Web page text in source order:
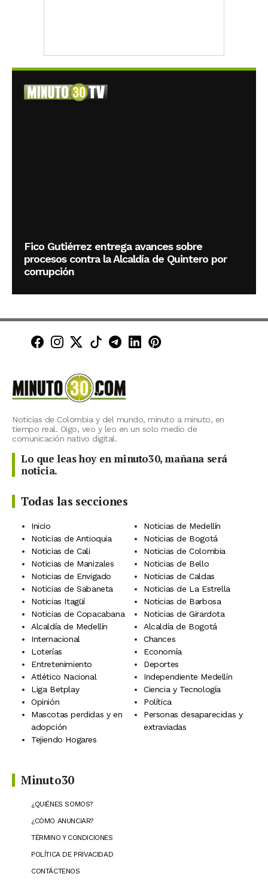
Fico Gutiérrez entrega avances sobre
procesos contra la Alcaldía de Quintero por
corrupción
Minuto30 en Facebook
Minuto30 en Instagram
Minuto30 en X (Twitter)
Minuto30 en TikTok
Canal de Minuto30 en
Minuto30 en LinkedIn
Minuto30 en
Noticias de Colombia y del mundo, minuto a minuto, en
tiempo real. Oigo, veo y leo en un solo medio de
comunicación nativo digital.
Lo que leas hoy en minuto30, mañana será
noticia.
Todas las secciones
Inicio
Noticias de Medellín
Noticias de Antioquia
Noticias de Bogotá
Noticias de Cali
Noticias de Colombia
Noticias de Manizales
Noticias de Bello
Noticias de Envigado
Noticias de Caldas
Noticias de Sabaneta
Noticias de La Estrella
Noticias Itagüí
Noticias de Barbosa
Noticias de Copacabana
Noticias de Girardota
Alcaldía de Medellín
Alcaldía de Bogotá
Internacional
Chances
Loterías
Economía
Entretenimiento
Deportes
Atlético Nacional
Independiente Medellín
Liga Betplay
Ciencia y Tecnología
Opinión
Política
Mascotas perdidas y en
adopción
Personas desaparecidas y
extraviadas
Tejiendo Hogares
Minuto30
¿QUIÉNES SOMOS?
¿CÓMO ANUNCIAR?
TÉRMINO Y CONDICIONES
POLÍTICA DE PRIVACIDAD
CONTÁCTENOS